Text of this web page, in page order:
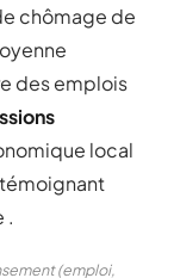
chômage de
des emplois
local
.
(emploi,